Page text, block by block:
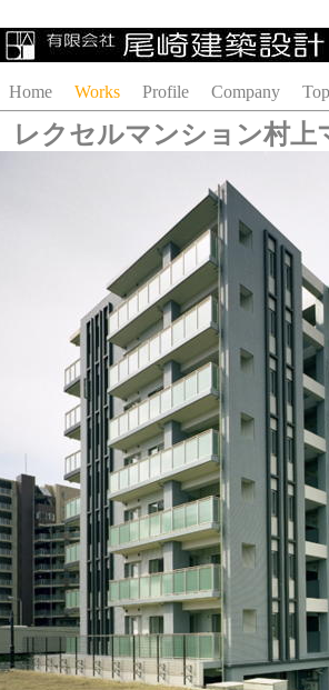
Home Works Profile Company
レクセルマンション村上